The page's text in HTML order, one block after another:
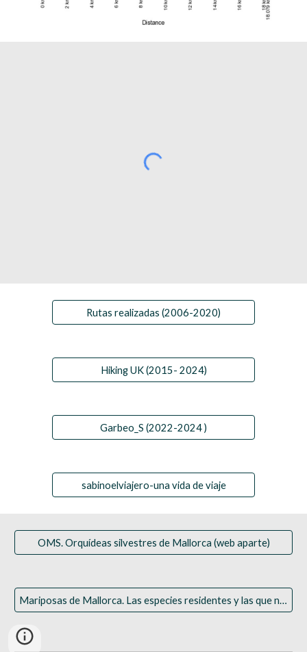
Rutas realizadas (2006-2020)
Hiking UK (2015- 2024)
Garbeo_S (2022-2024 )
sabinoelviajero-una vida de viaje
OMS. Orquídeas silvestres de Mallorca (web aparte)
Mariposas de Mallorca. Las especies residentes y las que nos visitan